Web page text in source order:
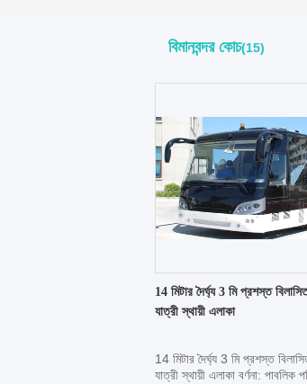
বিমানবন্দর কোচ(15)
14 মিটার দৈর্ঘ্য 3 মি প্রশস্ত
যাত্রী স্থায়ী এলাকা
14 মিটার দৈর্ঘ্য 3 মি প্রশস্ত
যাত্রী স্থায়ী এলাকা বর্ণনা: পাবলিক